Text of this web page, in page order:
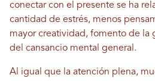
conectar con el presente se ha
cantidad de estrés, menos
mayor creatividad, fomento de la
del cansancio mental general.
Al igual que la atención plena,